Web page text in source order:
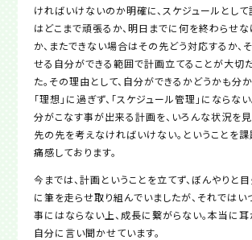
ければいけないのか明確に、スケジュールとして
はどこまで頑張るか、明日までに何を終わらせ
か、またできない場合はその先どう対応するか、
せる自分ができる範囲で計画立てることが大切
た。その理由として、自分ができるかどうかも分
「理想」に過ぎず、「スケジュール管理」にならな
分がこなす事が出来る計画を、いろんな状況を
先の先を考えなければいけない。ということを
痛感しております。
今までは、計画ということを立てず、ぼんやりと
に筆を走らせ取り組んでいましたが、それではい
事にはならない上、成長に繋がらない。本当に耳
自分に言い聞かせています。